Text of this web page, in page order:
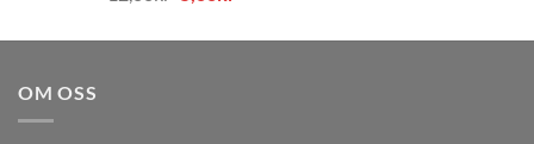
priset priset
OM OSS